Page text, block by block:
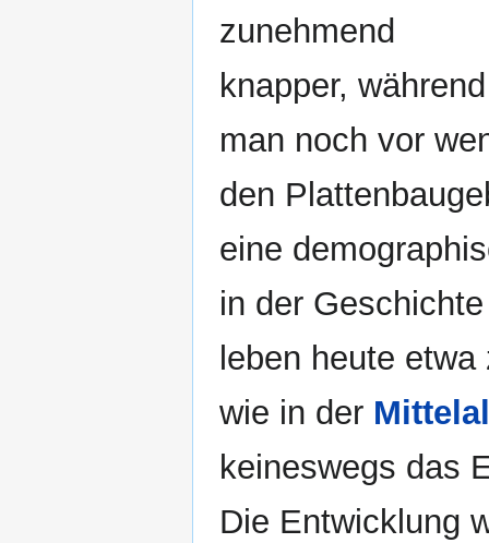
zunehmend
knapper, während
man noch vor
den
eine
in der
leben heute
wie in der
keineswegs das
Die Entwicklung